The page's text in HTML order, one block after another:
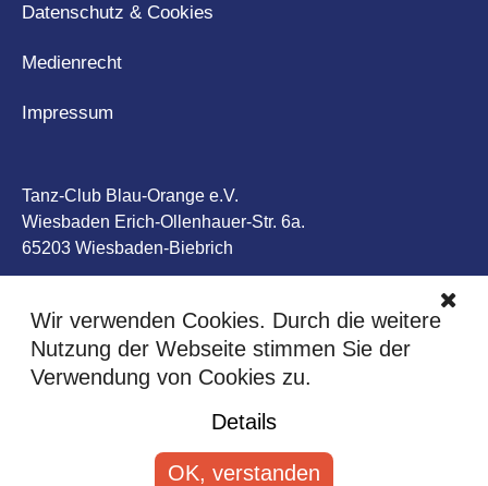
Wir verwenden Cookies. Durch die weitere
Nutzung der Webseite stimmen Sie der
Verwendung von Cookies zu.
Details
OK, verstanden
Datenschutz & Cookies
Medienrecht
Impressum
Tanz-Club Blau-Orange e.V.
Wiesbaden Erich-Ollenhauer-Str. 6a.
65203 Wiesbaden-Biebrich